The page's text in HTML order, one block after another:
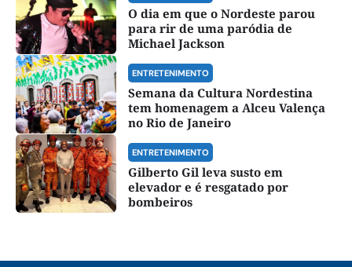
O dia em que o Nordeste parou
para rir de uma paródia de
Michael Jackson
ENTRETENIMENTO
Semana da Cultura Nordestina
tem homenagem a Alceu Valença
no Rio de Janeiro
ENTRETENIMENTO
Gilberto Gil leva susto em
elevador e é resgatado por
bombeiros